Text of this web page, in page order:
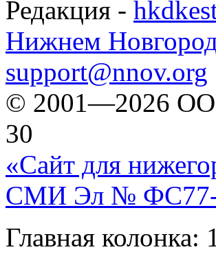
Редакция -
Нижнем
support@nnov.org
© 2001—2026
30
«Сайт для
СМИ Эл № ФС77-
Главная колонка: